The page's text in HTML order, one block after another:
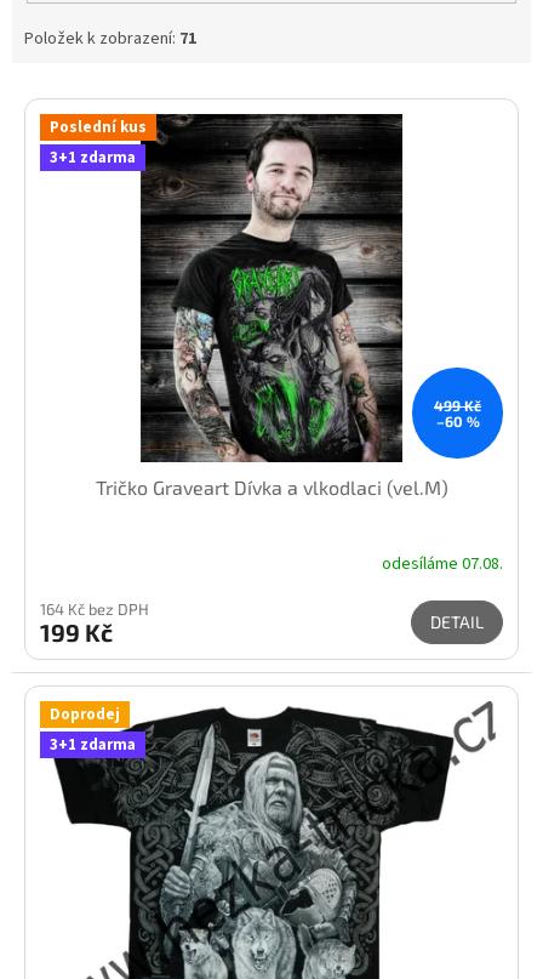
Položek k zobrazení: 71
Poslední kus
3+1 zdarma
499 Kč
–60 %
Tričko Graveart Dívka a vlkodlaci (vel.M)
odesíláme 07.08.
164 Kč bez DPH
199 Kč DETAIL
Doprodej
3+1 zdarma